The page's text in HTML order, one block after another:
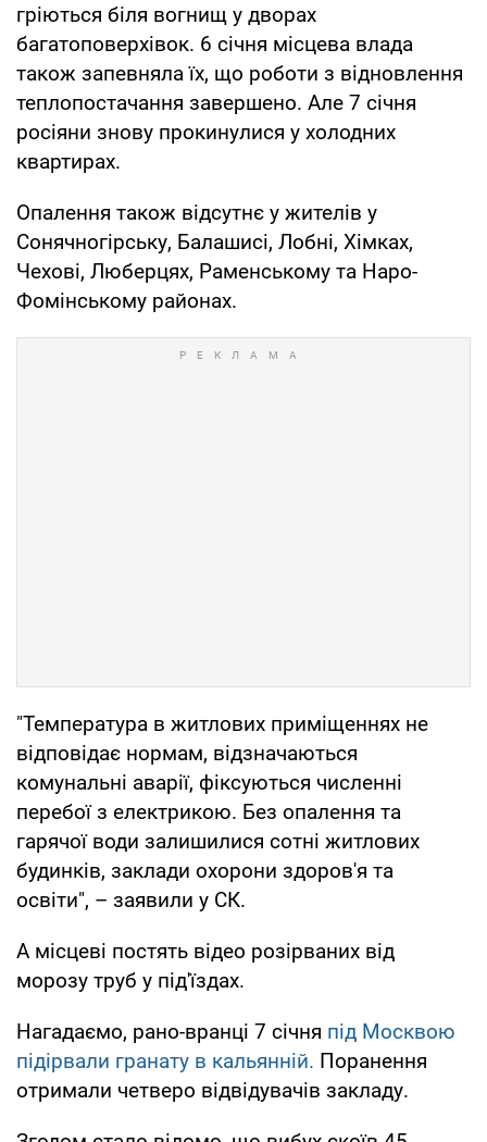
гріються біля вогнищ у дворах
багатоповерхівок. 6 січня місцева влада
також запевняла їх, що роботи з відновлення
теплопостачання завершено. Але 7 січня
росіяни знову прокинулися у холодних
квартирах.
Опалення також відсутнє у жителів у
Сонячногірську, Балашисі, Лобні, Хімках,
Чехові, Люберцях, Раменському та Наро-
Фомінському районах.
"Температура в житлових приміщеннях не
відповідає нормам, відзначаються
комунальні аварії, фіксуються численні
перебої з електрикою. Без опалення та
гарячої води залишилися сотні житлових
будинків, заклади охорони здоров'я та
освіти", – заявили у СК.
А місцеві постять відео розірваних від
морозу труб у під'їздах.
Нагадаємо, рано-вранці 7 січня під Москвою
підірвали гранату в кальянній. Поранення
отримали четверо відвідувачів закладу.